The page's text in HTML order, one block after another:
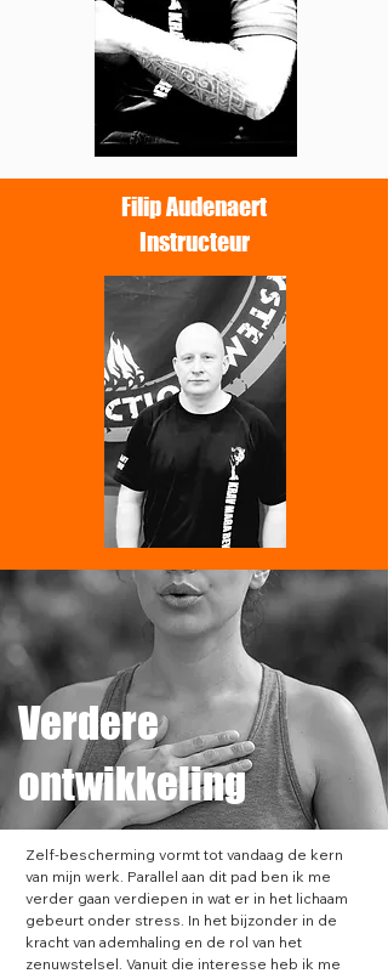
Filip Audenaert
Instructeur
Verdere
ontwikkeling
Zelf-bescherming vormt tot vandaag de kern
van mijn werk. Parallel aan dit pad ben ik me
verder gaan verdiepen in wat er in het lichaam
gebeurt onder stress. In het bijzonder in de
kracht van ademhaling en de rol van het
zenuwstelsel. Vanuit die interesse heb ik me